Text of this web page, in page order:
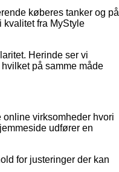
køberes tanker og på
kvalitet fra MyStyle
Herinde ser vi
på samme måde
virksomheder hvori
udfører en
for justeringer der kan